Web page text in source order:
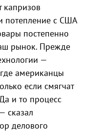
капризов
потепление с США
постепенно
рынок. Прежде
—
где американцы
если смягчат
и то процесс
сказал
делового